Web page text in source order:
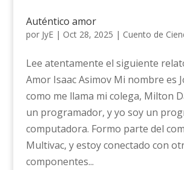
Auténtico amor
por JyE| Oct 28, 2025 | Cuento de
Lee atentamente el siguiente
Amor Isaac Asimov Mi nombre es
como me llama mi colega, Milton
un programador, y yo soy un
computadora. Formo parte del
Multivac, y estoy conectado con
componentes...